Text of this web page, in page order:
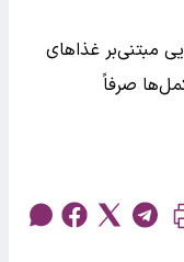
مبتنی‌بر غذاهای
صرفاً